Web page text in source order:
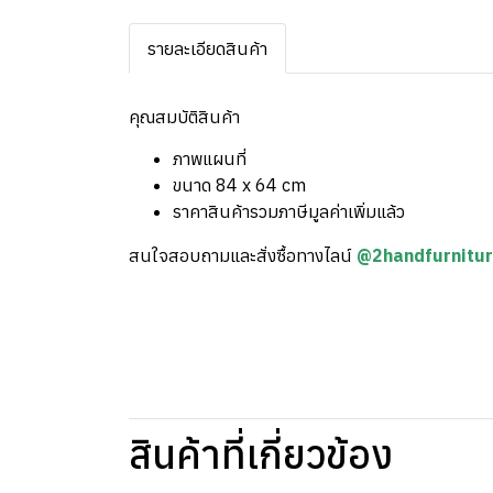
รายละเอียดสินค้า
คุณสมบัติสินค้า
ภาพแผนที่
ขนาด 84 x 64 cm
ราคาสินค้ารวมภาษีมูลค่าเพิ่มแล้ว
สนใจสอบถามและสั่งซื้อทางไลน์
สินค้าที่เกี่ยวข้อง